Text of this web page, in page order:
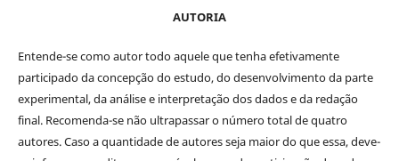
AUTORIA
Entende-se como autor todo aquele que tenha efetivamente
participado da concepção do estudo, do desenvolvimento da parte
experimental, da análise e interpretação dos dados e da redação
final. Recomenda-se não ultrapassar o número total de quatro
autores. Caso a quantidade de autores seja maior do que essa, deve-